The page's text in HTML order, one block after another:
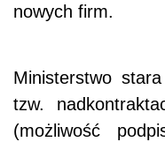
nowych firm.
Ministerstwo
tzw.
(możliwość